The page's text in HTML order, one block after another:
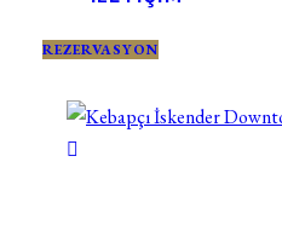
REZERVASYON